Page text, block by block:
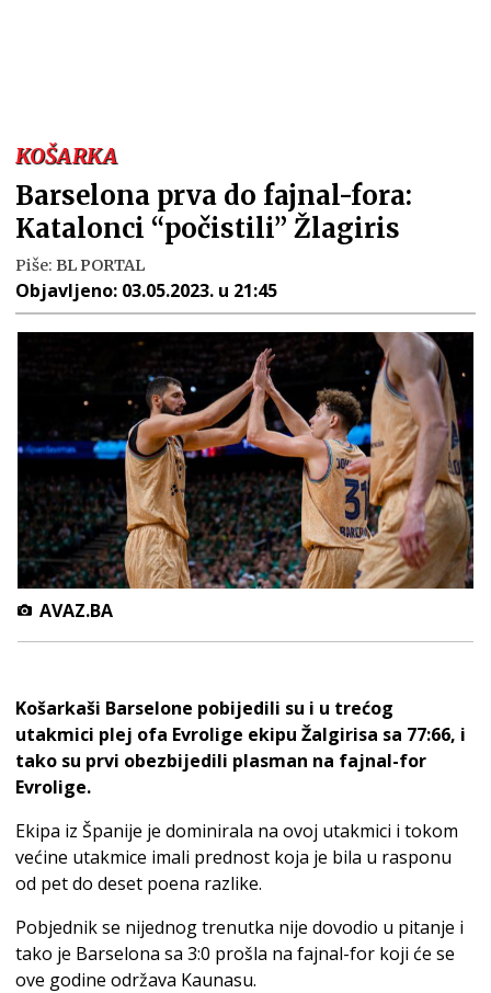
KOŠARKA
Barselona prva do fajnal-fora:
Katalonci “počistili” Žlagiris
Piše: BL PORTAL
Objavljeno: 03.05.2023. u 21:45
AVAZ.BA
Košarkaši Barselone pobijedili su i u trećog
utakmici plej ofa Evrolige ekipu Žalgirisa sa 77:66, i
tako su prvi obezbijedili plasman na fajnal-for
Evrolige.
Ekipa iz Španije je dominirala na ovoj utakmici i tokom
većine utakmice imali prednost koja je bila u rasponu
od pet do deset poena razlike.
Pobjednik se nijednog trenutka nije dovodio u pitanje i
tako je Barselona sa 3:0 prošla na fajnal-for koji će se
ove godine održava Kaunasu.